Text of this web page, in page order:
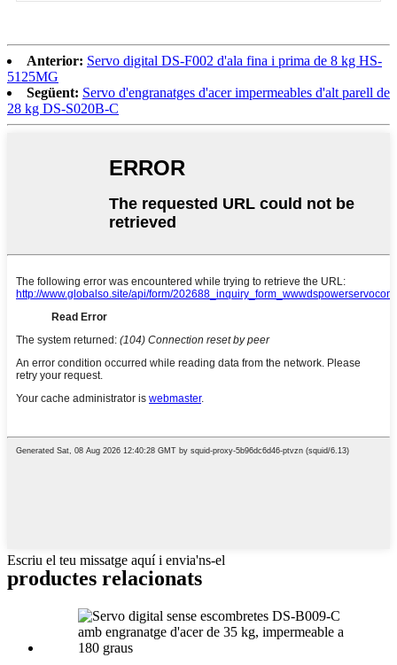
Anterior: Servo digital DS-F002 d'ala fina i prima de 8 kg HS-
5125MG
Següent: Servo d'engranatges d'acer impermeables d'alt parell de
28 kg DS-S020B-C
Escriu el teu missatge aquí i envia'ns-el
productes relacionats